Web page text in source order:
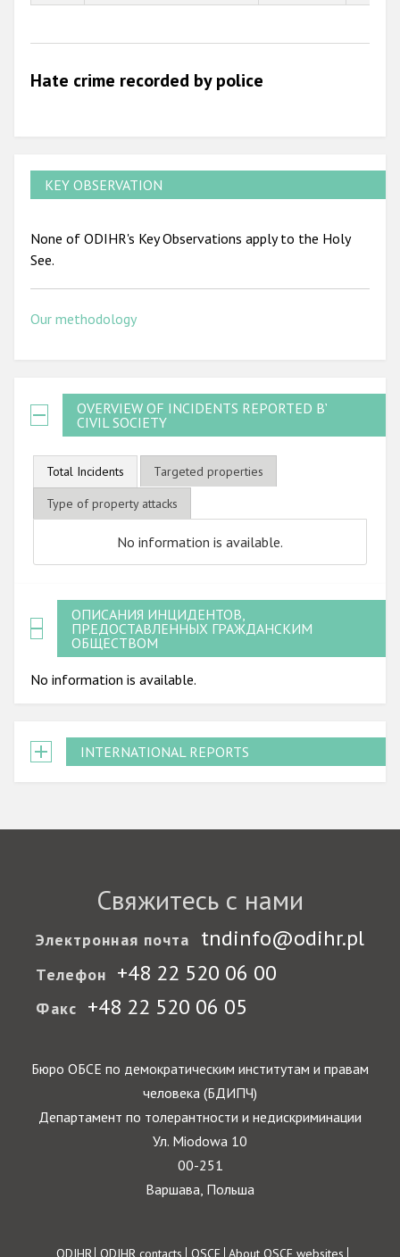
2011
2010
Hate crime recorded by police
KEY OBSERVATION
None of ODIHR's Key Observations apply to the Holy
See.
Our methodology
OVERVIEW OF INCIDENTS REPORTED BY
CIVIL SOCIETY
Total Incidents
Targeted properties
Type of property attacks
No information is available.
ОПИСАНИЯ ИНЦИДЕНТОВ,
ПРЕДОСТАВЛЕННЫХ ГРАЖДАНСКИМ
ОБЩЕСТВОМ
No information is available.
INTERNATIONAL REPORTS
Свяжитесь с нами
Электронная почта tndinfo@odihr.pl
Телефон +48 22 520 06 00
Факс +48 22 520 06 05
Бюро ОБСЕ по демократическим институтам и правам
человека (БДИПЧ)
Департамент по толерантности и недискриминации
Ул. Miodowa 10
00-251
Варшава, Польша
ODIHR ODIHR contacts OSCE About OSCE websites